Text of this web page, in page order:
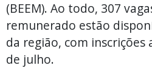
(BEEM). Ao todo, 307
remunerado estão
da região, com inscrições
de julho.